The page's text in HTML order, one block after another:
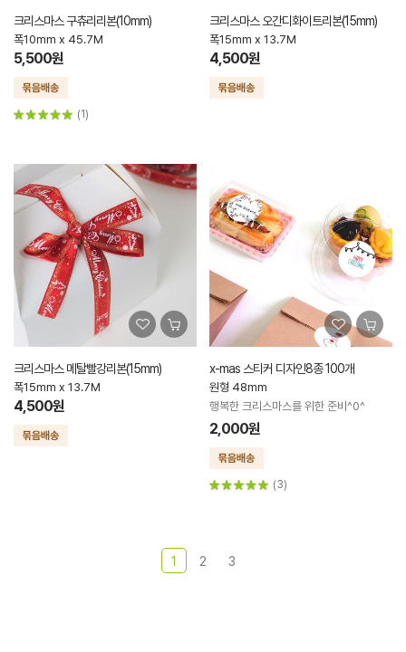
크리스마스 구츄리리본(10mm)
폭10mm x 45.7M
5,500원
(1)
크리스마스 오간디화이트리본(15mm)
폭15mm x 13.7M
4,500원
크리스마스 메탈빨강리본(15mm)
폭15mm x 13.7M
4,500원
x-mas 스티커 디자인8종 100개
원형 48mm
행복한 크리스마스를 위한 준비^0^
2,000원
(3)
1 2 3